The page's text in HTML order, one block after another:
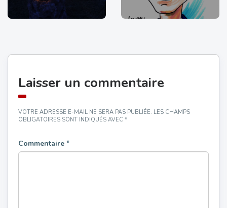
Laisser un commentaire
VOTRE ADRESSE E-MAIL NE SERA PAS PUBLIÉE. LES CHAMPS
OBLIGATOIRES SONT INDIQUÉS AVEC *
Commentaire *